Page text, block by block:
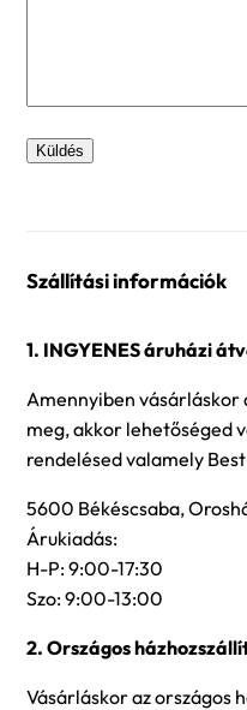
Szállítási információk
1. INGYENES áruházi
Amennyiben
meg, akkor lehetőséged
rendelésed valamely
5600 Békéscsaba,
Árukiadás:
H-P: 9:00-17:30
Szo: 9:00-13:00
2. Országos
Vásárláskor az országos